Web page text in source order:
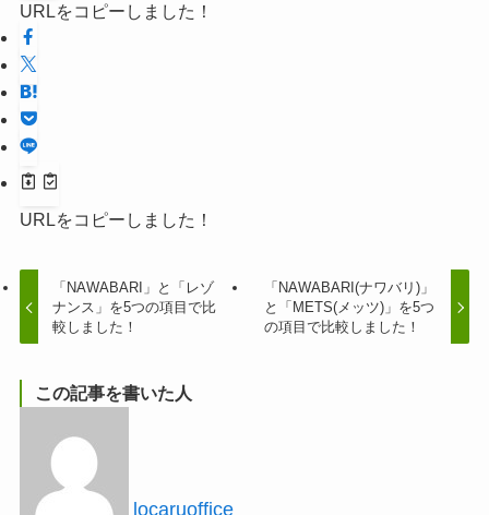
URLをコピーしました！
URLをコピーしました！
「NAWABARI」と「レゾ
ナンス」を5つの項目で比
較しました！
「NAWABARI(ナワバリ)」
と「METS(メッツ)」を5つ
の項目で比較しました！
この記事を書いた人
locaruoffice